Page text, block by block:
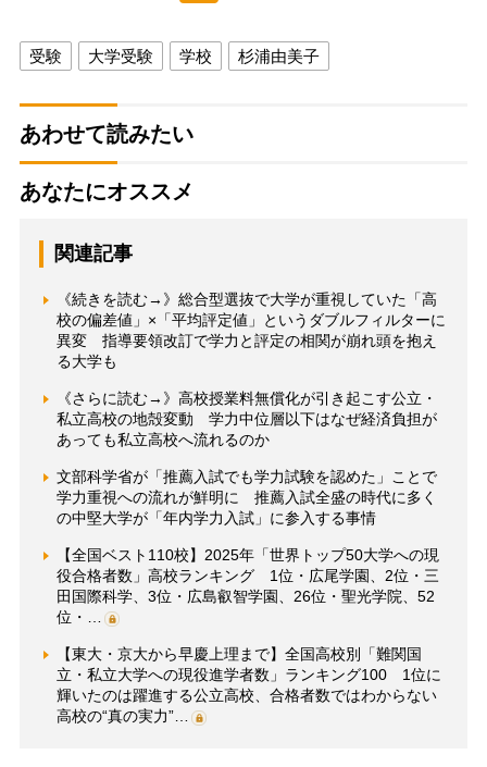
受験 大学受験 学校 杉浦由美子
あわせて読みたい
あなたにオススメ
関連記事
《続きを読む→》総合型選抜で大学が重視していた「高
校の偏差値」×「平均評定値」というダブルフィルターに
異変 指導要領改訂で学力と評定の相関が崩れ頭を抱え
る大学も
《さらに読む→》高校授業料無償化が引き起こす公立・
私立高校の地殻変動 学力中位層以下はなぜ経済負担が
あっても私立高校へ流れるのか
文部科学省が「推薦入試でも学力試験を認めた」ことで
学力重視への流れが鮮明に 推薦入試全盛の時代に多く
の中堅大学が「年内学力入試」に参入する事情
【全国ベスト110校】2025年「世界トップ50大学への現
役合格者数」高校ランキング 1位・広尾学園、2位・三
田国際科学、3位・広島叡智学園、26位・聖光学院、52
位・…
【東大・京大から早慶上理まで】全国高校別「難関国
立・私立大学への現役進学者数」ランキング100 1位に
輝いたのは躍進する公立高校、合格者数ではわからない
高校の“真の実力”…